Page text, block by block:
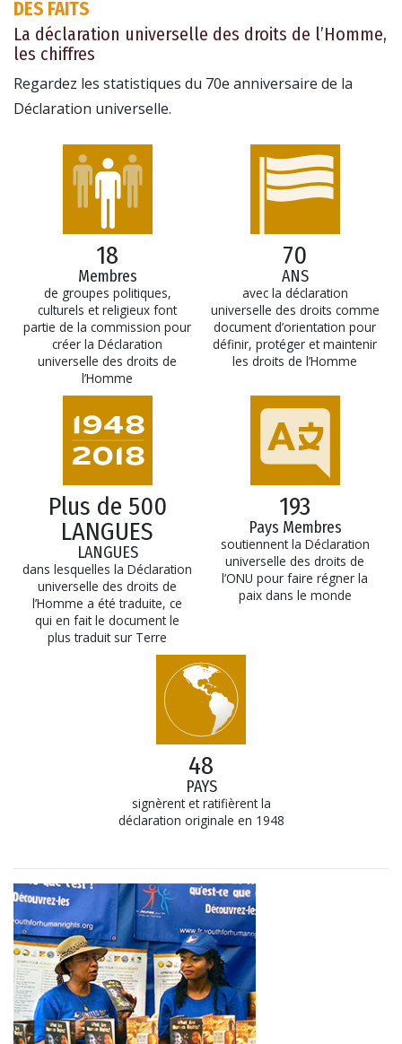
DES FAITS
La déclaration universelle des droits de l’Homme,
les chiffres
Regardez les statistiques du 70e anniversaire de la
Déclaration universelle.
18
Membres
de groupes politiques,
culturels et religieux font
partie de la commission pour
créer la Déclaration
universelle des droits de
l’Homme
70
ANS
avec la déclaration
universelle des droits comme
document d’orientation pour
définir, protéger et maintenir
les droits de l’Homme
Plus de 500
LANGUES
LANGUES
dans lesquelles la Déclaration
universelle des droits de
l’Homme a été traduite, ce
qui en fait le document le
plus traduit sur Terre
193
Pays Membres
soutiennent la Déclaration
universelle des droits de
l’ONU pour faire régner la
paix dans le monde
48
PAYS
signèrent et ratifièrent la
déclaration originale en 1948